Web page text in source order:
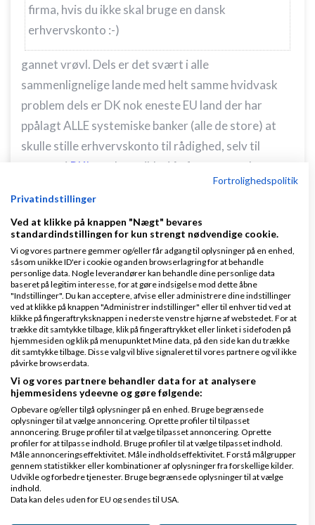
firma, hvis du ikke skal bruge en dansk
erhvervskonto :-)
gannet vrøvl. Dels er det svært i alle
sammenlignelige lande med helt samme hvidvask
problem dels er DK nok eneste EU land der har
ppålagt ALLE systemiske banker (alle de store) at
skulle stille erhvervskonto til rådighed, selv til
persoer i RKI , og der er ikke i år frt mere end en sag,
som banken tabte, så det er gammel viden, at
erhvervskonto idag ere spr problem
Oris regn med 3-5000 kr år 1 og lavere årene efer
de fleste steder
vh John Hannover
Svar
Venligst John Hannover - Gode råd på Ivæksætter bloggen
Cookie - John Hannover Skrevet03-10-2025kl.
13:51
Fortrolighedspolitik
Privatindstillinger
Ved at klikke på knappen "Nægt" bevares
standardindstillingen for kun strengt nødvendige cookie.
Vi og vores partnere gemmer og/eller får adgang til oplysninger på en enhed,
såsom unikke ID'er i cookie og anden browserlagring for at behandle
personlige data. Nogle leverandører kan behandle dine personlige data
baseret på legitim interesse, for at gøre indsigelse mod dette åbne
"Indstillinger". Du kan acceptere, afvise eller administrere dine indstillinger
ved at klikke på knappen "Administrer indstillinger" eller til enhver tid ved at
klikke på fingeraftryksknappen i nederste venstre hjørne af webstedet. For at
trække dit samtykke tilbage, klik på fingeraftrykket eller linket i sidefoden på
hjemmesiden og klik på menupunktet Mine data, på den side kan du trække
dit samtykke tilbage. Disse valg vil blive signaleret til vores partnere og vil ikke
påvirke browserdata.
Vi og vores partnere behandler data for at analysere
hjemmesidens ydeevne og gøre følgende:
Opbevare og/eller tilgå oplysninger på en enhed. Bruge begrænsede
oplysninger til at vælge annoncering. Oprette profiler til tilpasset
annoncering. Bruge profiler til at vælge tilpasset annoncering. Oprette
profiler for at tilpasse indhold. Bruge profiler til at vælge tilpasset indhold.
Måle annonceringseffektivitet. Måle indholdseffektivitet. Forstå målgrupper
gennem statistikker eller kombinationer af oplysninger fra forskellige kilder.
Udvikle og forbedre tjenester. Bruge begrænsede oplysninger til at vælge
indhold.
Data kan deles uden for EU og sendes til USA.